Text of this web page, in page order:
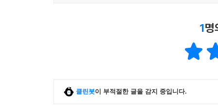
1명
클린봇이 부적절한 글을 감지 중입니다.